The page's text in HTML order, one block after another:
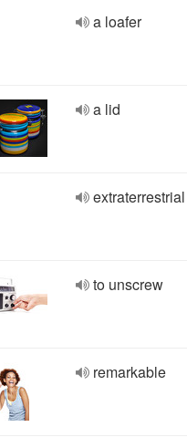
a loafer
a lid
extraterrestrial
to unscrew
remarkable